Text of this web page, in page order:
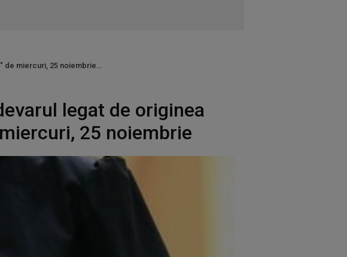
de miercuri, 25 noiembrie
legat de originea
25 noiembrie